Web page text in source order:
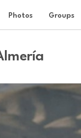
Photos Groups